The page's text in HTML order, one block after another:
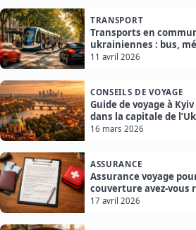
TRANSPORT
Transports en
ukrainiennes : bus,
11 avril 2026
CONSEILS DE VOYAGE
Guide de voyage à
dans la capitale de
16 mars 2026
ASSURANCE
Assurance voyage
couverture avez-vous
17 avril 2026